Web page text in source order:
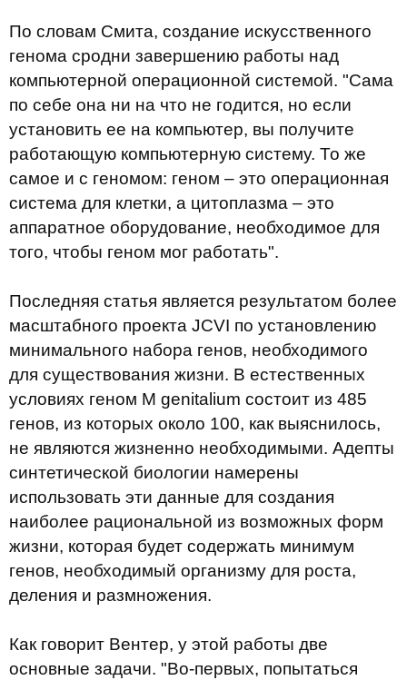
По словам Смита, создание искусственного
генома сродни завершению работы над
компьютерной операционной системой. "Сама
по себе она ни на что не годится, но если
установить ее на компьютер, вы получите
работающую компьютерную систему. То же
самое и с геномом: геном – это операционная
система для клетки, а цитоплазма – это
аппаратное оборудование, необходимое для
того, чтобы геном мог работать".
Последняя статья является результатом более
масштабного проекта JCVI по установлению
минимального набора генов, необходимого
для существования жизни. В естественных
условиях геном M genitalium состоит из 485
генов, из которых около 100, как выяснилось,
не являются жизненно необходимыми. Адепты
синтетической биологии намерены
использовать эти данные для создания
наиболее рациональной из возможных форм
жизни, которая будет содержать минимум
генов, необходимый организму для роста,
деления и размножения.
Как говорит Вентер, у этой работы две
основные задачи. "Во-первых, попытаться